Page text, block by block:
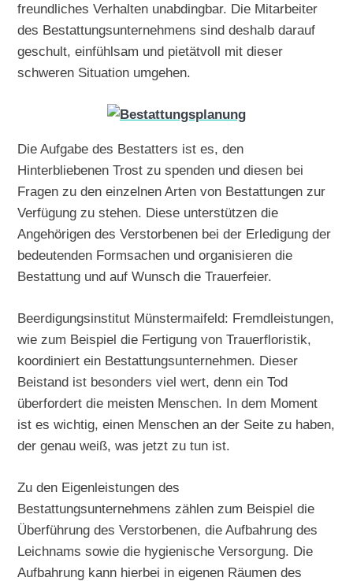
freundliches Verhalten unabdingbar. Die Mitarbeiter
des Bestattungsunternehmens sind deshalb darauf
geschult, einfühlsam und pietätvoll mit dieser
schweren Situation umgehen.
Die Aufgabe des Bestatters ist es, den
Hinterbliebenen Trost zu spenden und diesen bei
Fragen zu den einzelnen Arten von Bestattungen zur
Verfügung zu stehen. Diese unterstützen die
Angehörigen des Verstorbenen bei der Erledigung der
bedeutenden Formsachen und organisieren die
Bestattung und auf Wunsch die Trauerfeier.
Beerdigungsinstitut Münstermaifeld: Fremdleistungen,
wie zum Beispiel die Fertigung von Trauerfloristik,
koordiniert ein Bestattungsunternehmen. Dieser
Beistand ist besonders viel wert, denn ein Tod
überfordert die meisten Menschen. In dem Moment
ist es wichtig, einen Menschen an der Seite zu haben,
der genau weiß, was jetzt zu tun ist.
Zu den Eigenleistungen des
Bestattungsunternehmens zählen zum Beispiel die
Überführung des Verstorbenen, die Aufbahrung des
Leichnams sowie die hygienische Versorgung. Die
Aufbahrung kann hierbei in eigenen Räumen des